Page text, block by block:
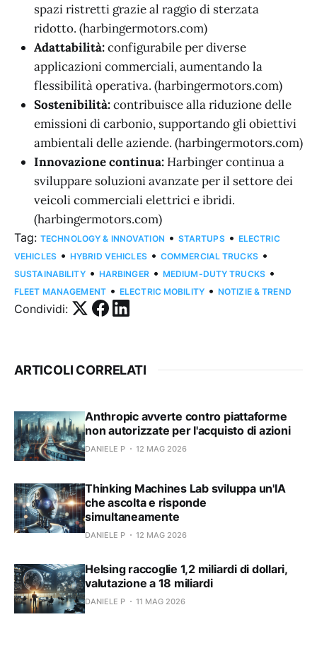
spazi ristretti grazie al raggio di sterzata
ridotto. (harbingermotors.com)
Adattabilità:configurabile per diverse
applicazioni commerciali, aumentando la
flessibilità operativa. (harbingermotors.com)
Sostenibilità:contribuisce alla riduzione delle
emissioni di carbonio, supportando gli obiettivi
ambientali delle aziende. (harbingermotors.com)
Innovazione continua: Harbinger continua a
sviluppare soluzioni avanzate per il settore dei
veicoli commerciali elettrici e ibridi.
(harbingermotors.com)
Tag: TECHNOLOGY & INNOVATION • STARTUPS • ELECTRIC
VEHICLES • HYBRID VEHICLES • COMMERCIAL TRUCKS •
SUSTAINABILITY • HARBINGER • MEDIUM-DUTY TRUCKS •
FLEET MANAGEMENT • ELECTRIC MOBILITY • NOTIZIE & TREND
Condividi:
ARTICOLI CORRELATI
Anthropic avverte contro piattaforme
non autorizzate per l'acquisto di azioni
DANIELE P 12 MAG 2026
Thinking Machines Lab sviluppa un'IA
che ascolta e risponde
simultaneamente
DANIELE P 12 MAG 2026
Helsing raccoglie 1,2 miliardi di dollari,
valutazione a 18 miliardi
DANIELE P 11 MAG 2026